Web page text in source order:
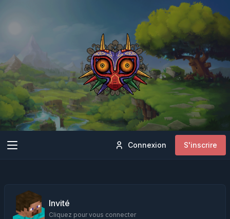
Connexion S'inscrire
Invité
Cliquez pour vous connecter